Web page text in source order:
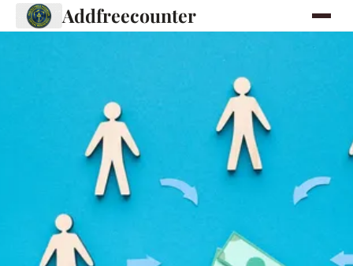
Addfreecounter